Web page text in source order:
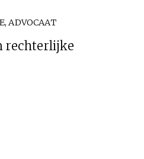
ADVOCAAT
rechterlijke